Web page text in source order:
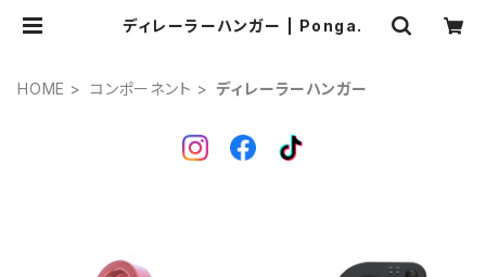
ディレーラーハンガー | Ponga.
HOME コンポーネント ディレーラーハンガー